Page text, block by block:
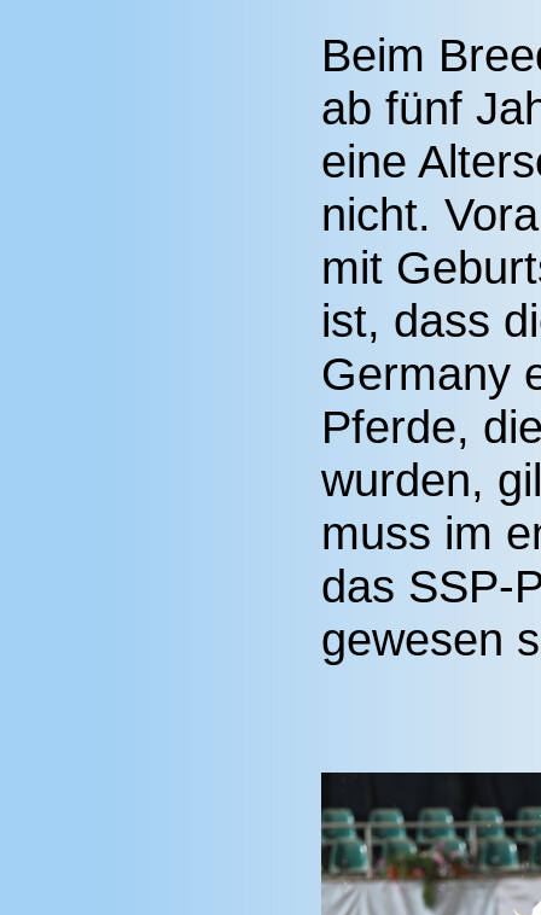
Beim
ab fünf
eine
nicht.
mit
ist, dass
Germany
Pferde,
wurden,
muss im
das SSP-
gewesen